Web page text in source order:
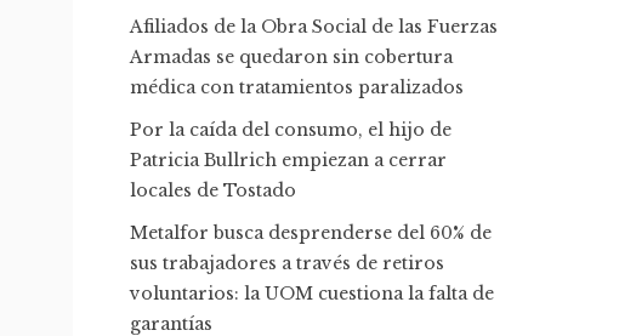
Afiliados de la Obra Social de las Fuerzas
Armadas se quedaron sin cobertura
médica con tratamientos paralizados
Por la caída del consumo, el hijo de
Patricia Bullrich empiezan a cerrar
locales de Tostado
Metalfor busca desprenderse del 60% de
sus trabajadores a través de retiros
voluntarios: la UOM cuestiona la falta de
garantías